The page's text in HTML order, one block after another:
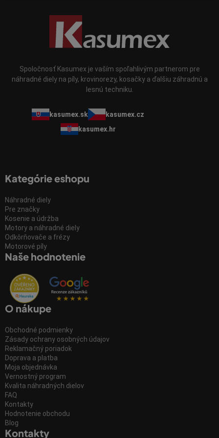
Spoločnosť Kasumex je vaším spoľahlivým partnerom pre
náhradné diely na píly, krovinorezy, kosačky a ďalšiu záhradnú a
lesnú techniku.
kasumex.sk
kasumex.cz
kasumex.hr
Kategórie eshopu
Náhradné diely
Pre značky
Kosenie a údržba
Motory a náhradné diely
Odkôrňovače a frézy
Motorové píly
Naše hodnotenie
O nákupe
Obchodné podmienky
Zásady ochrany osobných údajov
Reklamačný poriadok
Doprava a platba
Moja objednávka
Vernostný program
Kvalita náhradných dielov
FAQ
Kontakty
Hodnotenie obchodu
Blog
Kontakty